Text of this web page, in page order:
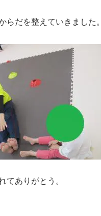
らだを整えていきました。
てありがとう。